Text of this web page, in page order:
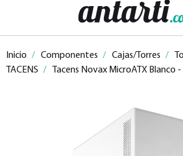
Inicio / Componentes / Cajas/Torres /
TACENS / Tacens Novax MicroATX Blanco